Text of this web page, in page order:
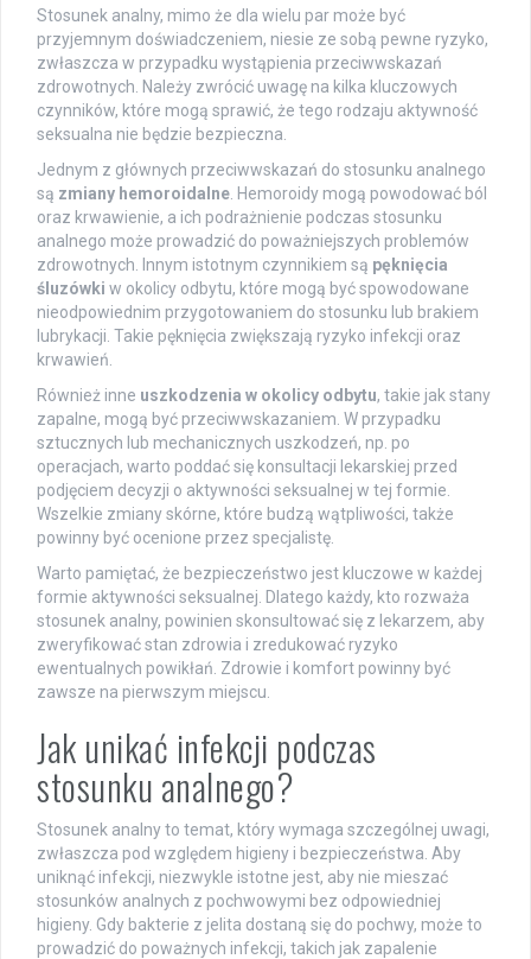
Stosunek analny, mimo że dla wielu par może być
przyjemnym doświadczeniem, niesie ze sobą pewne ryzyko,
zwłaszcza w przypadku wystąpienia przeciwwskazań
zdrowotnych. Należy zwrócić uwagę na kilka kluczowych
czynników, które mogą sprawić, że tego rodzaju aktywność
seksualna nie będzie bezpieczna.
Jednym z głównych przeciwwskazań do stosunku analnego
są zmiany hemoroidalne . Hemoroidy mogą powodować ból
oraz krwawienie, a ich podrażnienie podczas stosunku
analnego może prowadzić do poważniejszych problemów
zdrowotnych. Innym istotnym czynnikiem są pęknięcia
śluzówki w okolicy odbytu, które mogą być spowodowane
nieodpowiednim przygotowaniem do stosunku lub brakiem
lubrykacji. Takie pęknięcia zwiększają ryzyko infekcji oraz
krwawień.
Również inne uszkodzenia w okolicy odbytu, takie jak stany
zapalne, mogą być przeciwwskazaniem. W przypadku
sztucznych lub mechanicznych uszkodzeń, np. po
operacjach, warto poddać się konsultacji lekarskiej przed
podjęciem decyzji o aktywności seksualnej w tej formie.
Wszelkie zmiany skórne, które budzą wątpliwości, także
powinny być ocenione przez specjalistę.
Warto pamiętać, że bezpieczeństwo jest kluczowe w każdej
formie aktywności seksualnej. Dlatego każdy, kto rozważa
stosunek analny, powinien skonsultować się z lekarzem, aby
zweryfikować stan zdrowia i zredukować ryzyko
ewentualnych powikłań. Zdrowie i komfort powinny być
zawsze na pierwszym miejscu.
Jak unikać infekcji podczas
stosunku analnego?
Stosunek analny to temat, który wymaga szczególnej uwagi,
zwłaszcza pod względem higieny i bezpieczeństwa. Aby
uniknąć infekcji, niezwykle istotne jest, aby nie mieszać
stosunków analnych z pochwowymi bez odpowiedniej
higieny. Gdy bakterie z jelita dostaną się do pochwy, może to
prowadzić do poważnych infekcji, takich jak zapalenie